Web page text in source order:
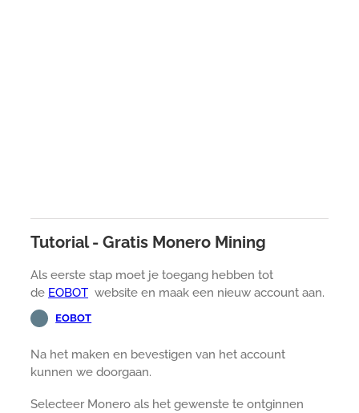
Tutorial - Gratis Monero Mining
Als eerste stap moet je toegang hebben tot
de EOBOT website en maak een nieuw account aan.
EOBOT
Na het maken en bevestigen van het account
kunnen we doorgaan.
Selecteer Monero als het gewenste te ontginnen